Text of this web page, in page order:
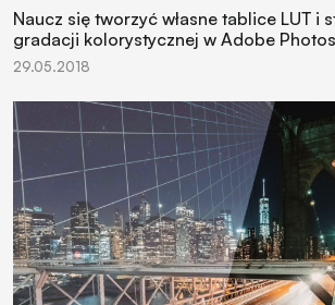
Naucz się tworzyć własne tablice LUT i
gradacji kolorystycznej w Adobe
29.05.2018